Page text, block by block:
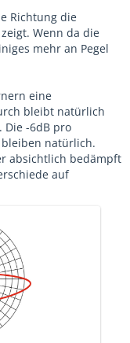
Richtung die
Wenn da die
mehr an Pegel
eine
bleibt natürlich
-6dB pro
natürlich.
absichtlich bedämpft
auf